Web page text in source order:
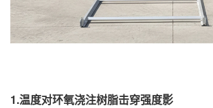
1.温度对环氧浇注树脂击穿强度影